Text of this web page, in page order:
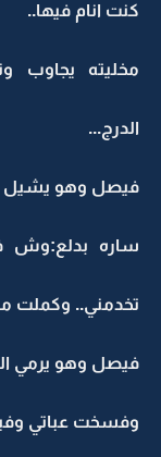
كنت انام فيها..
مخليته يجاوب
الدرج...
فيصل وهو يشيل
ساره بدلع:وش
تخدمني.. وكملت
فيصل وهو يرمي
وفسخت عباتي